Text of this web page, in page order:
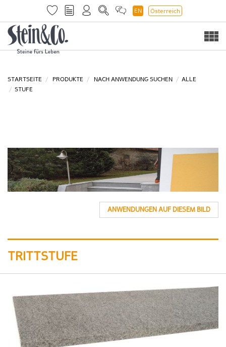
EN Österreich
STARTSEITE PRODUKTE NACH ANWENDUNG SUCHEN
ALLE
STUFE
ANWENDUNGEN AUF DIESEM BILD
TRITTSTUFE